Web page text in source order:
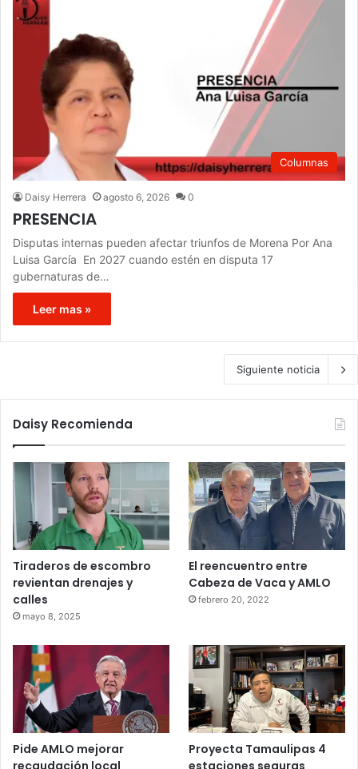
Columnas
Daisy Herrera agosto 6, 2026 0
PRESENCIA
Disputas internas pueden afectar triunfos de Morena Por Ana
Luisa García En 2027 cuando estén en disputa 17
gubernaturas de…
Leer mas »
Siguiente noticia
Daisy Recomienda
Tiraderos de escombro
revientan drenajes y
calles
mayo 8, 2025
El reencuentro entre
Cabeza de Vaca y AMLO
febrero 20, 2022
Pide AMLO mejorar
Proyecta Tamaulipas 4